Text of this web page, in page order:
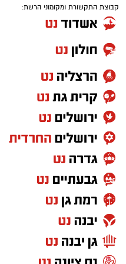
"מחכים למשיח" –
יש שירים שמדברים על
שגורמים לנו לשאול
"מחכים למשיח" של
ביקורת על המצב
המשבר. גם היום,
הפערים בחברה, השיר
באופן קצת יותר מדי
"שירת הסטיקר" – הדג
שירים כאלו
לפני שהפוליטיקה
בפייסבוק, היו
הסטיקר" לקחה את שלל
קבוצת התקשורת ומקומוני הרשת: